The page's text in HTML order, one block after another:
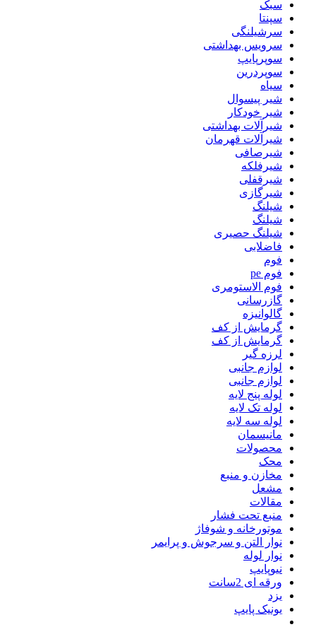
سبک
سپنتا
سرشیلنگی
سرویس بهداشتی
سوپرپایپ
سوپردرین
سیاه
شیر پیسوال
شیر خودکار
شیرآلات بهداشتی
شیرآلات قهرمان
شیرصافی
شیرفلکه
شیرقفلی
شیرگازی
شیلنگ
شیلنگ
شیلنگ حصیری
فاضلابی
فوم
فوم pe
فوم الاستومری
گازرسانی
گالوانیزه
گرمایش از کف
گرمایش از کف
لرزه گیر
لوازم جانبی
لوازم جانبی
لوله پنج لایه
لوله تک لایه
لوله سه لایه
مانیسمان
محصولات
محک
مخازن و منبع
مشعل
مقالات
منبع تحت فشار
موتورخانه و شوفاژ
نوار التن و سرجوش و پرایمر
نوار لوله
نیوپایپ
ورقه ای 2سانت
یزد
یونیک پایپ